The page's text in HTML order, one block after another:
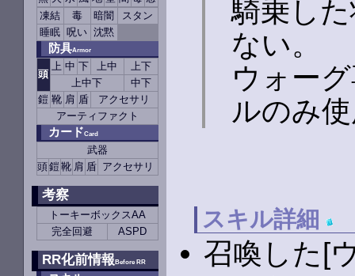
凍結
毒 暗闇
スタン
睡眠 呪い 沈黙
防具Armor
頭
上 中 下 上中
上下
上中下
中下
鎧 靴 肩 盾
アクセサリ
アーティファクト
カードCard
武器
頭鎧靴 肩 盾 アクセサリ
考察
トーキーボックスAA
完全回避
ASPD
RR化前情報Before RR
騎乗し
ない。
ウォー
ルのみ
スキル詳細
召喚した[